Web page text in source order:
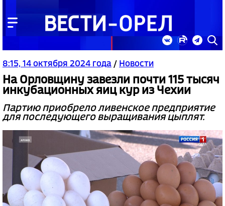
8:15, 14 октября 2024 года / Новости
На Орловщину завезли почти 115 тысяч
инкубационных яиц кур из Чехии
Партию приобрело ливенское предприятие
для последующего выращивания цыплят.